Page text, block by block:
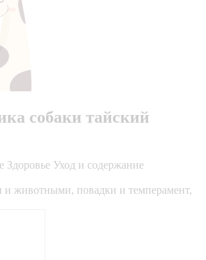
собаки тайский
Здоровье Уход и содержание
животными, повадки и темперамент,